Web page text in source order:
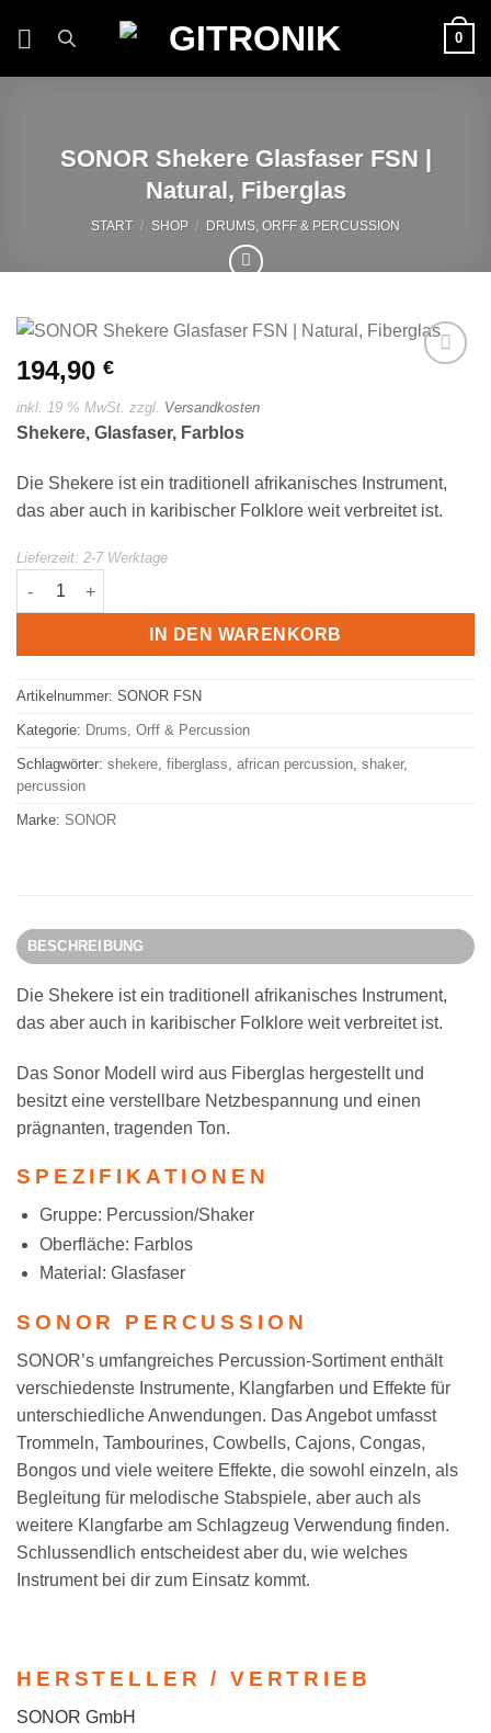
0
SONOR Shekere Glasfaser FSN |
Natural, Fiberglas
START / SHOP / DRUMS, ORFF & PERCUSSION
194,90 €
inkl. 19 % MwSt. zzgl. Versandkosten
Shekere, Glasfaser, Farblos
Die Shekere ist ein traditionell afrikanisches Instrument,
das aber auch in karibischer Folklore weit verbreitet ist.
Lieferzeit: 2-7 Werktage
SONOR Shekere Glasfaser FSN | Natural, Fiberglas Menge
IN DEN WARENKORB
Artikelnummer: SONOR FSN
Kategorie: Drums, Orff & Percussion
Schlagwörter: shekere fiberglass african percussion shaker,
percussion
Marke: SONOR
BESCHREIBUNG
Die Shekere ist ein traditionell afrikanisches Instrument,
das aber auch in karibischer Folklore weit verbreitet ist.
Das Sonor Modell wird aus Fiberglas hergestellt und
besitzt eine verstellbare Netzbespannung und einen
prägnanten, tragenden Ton.
SPEZIFIKATIONEN
Gruppe: Percussion/Shaker
Oberfläche: Farblos
Material: Glasfaser
SONOR PERCUSSION
SONOR’s umfangreiches Percussion-Sortiment enthält
verschiedenste Instrumente, Klangfarben und Effekte für
unterschiedliche Anwendungen. Das Angebot umfasst
Trommeln, Tambourines, Cowbells, Cajons, Congas,
Bongos und viele weitere Effekte, die sowohl einzeln, als
Begleitung für melodische Stabspiele, aber auch als
weitere Klangfarbe am Schlagzeug Verwendung finden.
Schlussendlich entscheidest aber du, wie welches
Instrument bei dir zum Einsatz kommt.
HERSTELLER / VERTRIEB
SONOR GmbH